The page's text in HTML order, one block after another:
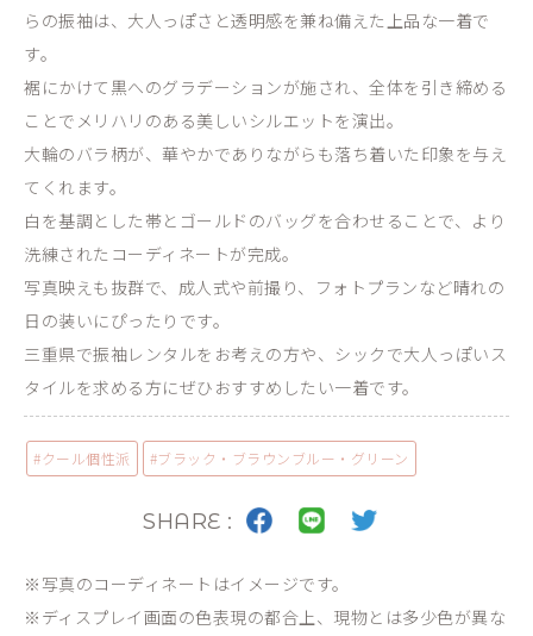
らの振袖は、大人っぽさと透明感を兼ね備えた上品な一着で
す。
裾にかけて黒へのグラデーションが施され、全体を引き締める
ことでメリハリのある美しいシルエットを演出。
大輪のバラ柄が、華やかでありながらも落ち着いた印象を与え
てくれます。
白を基調とした帯とゴールドのバッグを合わせることで、より
洗練されたコーディネートが完成。
写真映えも抜群で、成人式や前撮り、フォトプランなど晴れの
日の装いにぴったりです。
三重県で振袖レンタルをお考えの方や、シックで大人っぽいス
タイルを求める方にぜひおすすめしたい一着です。
#クール個性派 #ブラック・ブラウン ブルー・グリーン
SHARE :
※写真のコーディネートはイメージです。
※ディスプレイ画面の色表現の都合上、現物とは多少色が異な